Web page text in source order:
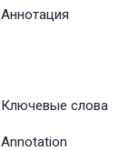
Аннотация
Ключевые слова
Annotation